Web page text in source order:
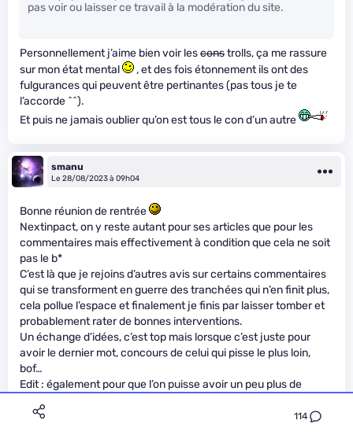
114
pas voir ou laisser ce travail à la modération du site.
Personnellement j’aime bien voir lesconstrolls, ça me rassure
sur mon état mental
, et des fois étonnement ils ont des
fulgurances qui peuvent être pertinantes (pas tous je te
l’accorde ^^).
Et puis ne jamais oublier qu’on est tous le con d’un autre
smanu
Le 28/08/2023 à 09h04
Bonne réunion de rentrée
Nextinpact, on y reste autant pour ses articles que pour les
commentaires mais effectivement à condition que cela ne soit
pas le b*
C’est là que je rejoins d’autres avis sur certains commentaires
qui se transforment en guerre des tranchées qui n’en finit plus,
cela pollue l’espace et finalement je finis par laisser tomber et
probablement rater de bonnes interventions.
Un échange d’idées, c’est top mais lorsque c’est juste pour
avoir le dernier mot, concours de celui qui pisse le plus loin,
bof…
Edit : également pour que l’on puisse avoir un peu plus de